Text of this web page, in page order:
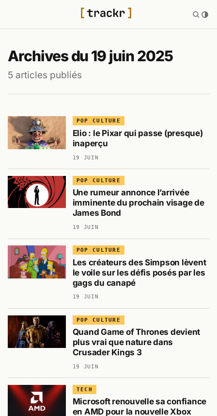
Archives du 19 juin 2025
5 articles publiés
POP CULTURE
Elio : le Pixar qui passe (presque)
inaperçu
19 JUIN
POP CULTURE
Une rumeur annonce l’arrivée
imminente du prochain visage de
James Bond
19 JUIN
POP CULTURE
Les créateurs des Simpson lèvent
le voile sur les défis posés par les
gags du canapé
19 JUIN
POP CULTURE
Quand Game of Thrones devient
plus vrai que nature dans
Crusader Kings 3
19 JUIN
TECH
Microsoft renouvelle sa confiance
en AMD pour la nouvelle Xbox